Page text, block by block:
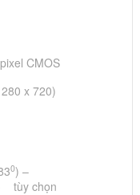
CMOS
x 720)
0) –
tùy chọn